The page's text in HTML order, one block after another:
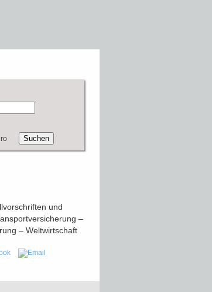
und
–
– Weltwirtschaft